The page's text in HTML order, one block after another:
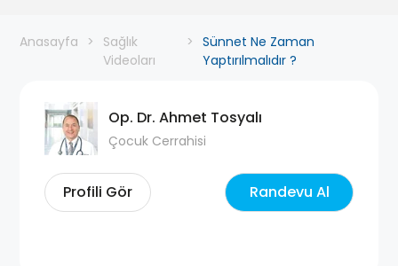
Anasayfa
Sağlık
Videoları
Sünnet Ne Zaman
Yaptırılmalıdır ?
Op. Dr. Ahmet Tosyalı
Çocuk Cerrahisi
Profili Gör Randevu Al